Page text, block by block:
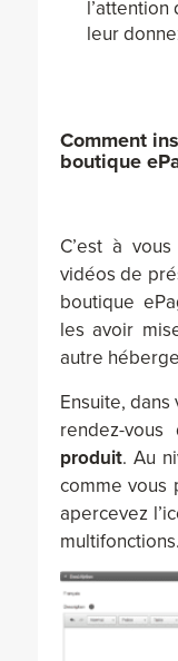
l’attention
leur
Comment
boutique
C’est à
vidéos de
boutique
les avoir
autre
Ensuite,
rendez-
produit. Au
comme vous
apercevez
multifonctions.